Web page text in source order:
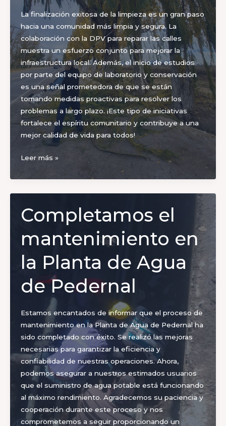
La finalización exitosa de la limpieza es un gran paso
hacia una comunidad más limpia y segura. La
colaboración con la DPV para reparar las calles
muestra un esfuerzo conjunto para mejorar la
infraestructura local. Además, el inicio de estudios
por parte del equipo de laboratorio y conservación
es una señal prometedora de que se están
tomando medidas proactivas para resolver los
problemas a largo plazo. ¡Este tipo de iniciativas
fortalece el espíritu comunitario y contribuye a una
mejor calidad de vida para todos!
¡Excelentes
para
los
de
calle
Barboza!
Leer más »
Completamos el
mantenimiento en
la Planta de Agua
de Pedernal
Estamos encantados de informar que el proceso de
mantenimiento en la Planta de Agua de Pedernal ha
sido completado con éxito. Se realizó las mejoras
necesarias para garantizar la eficiencia y
confiabilidad de nuestras operaciones. Ahora,
podemos asegurar a nuestros estimados usuarios
que el suministro de agua potable está funcionando
al máximo rendimiento. Agradecemos su paciencia y
cooperación durante este proceso y nos
comprometemos a seguir proporcionando un